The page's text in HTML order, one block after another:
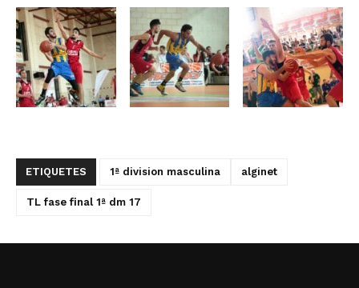
ETIQUETES 1ª division masculina alginet
TL fase final 1ª dm 17